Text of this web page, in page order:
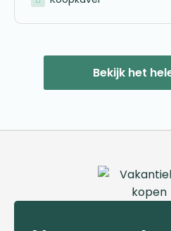
Bekijk het